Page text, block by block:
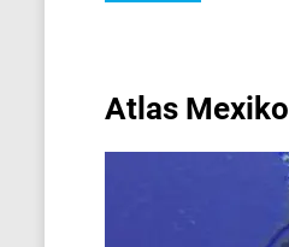
Atlas Mexiko